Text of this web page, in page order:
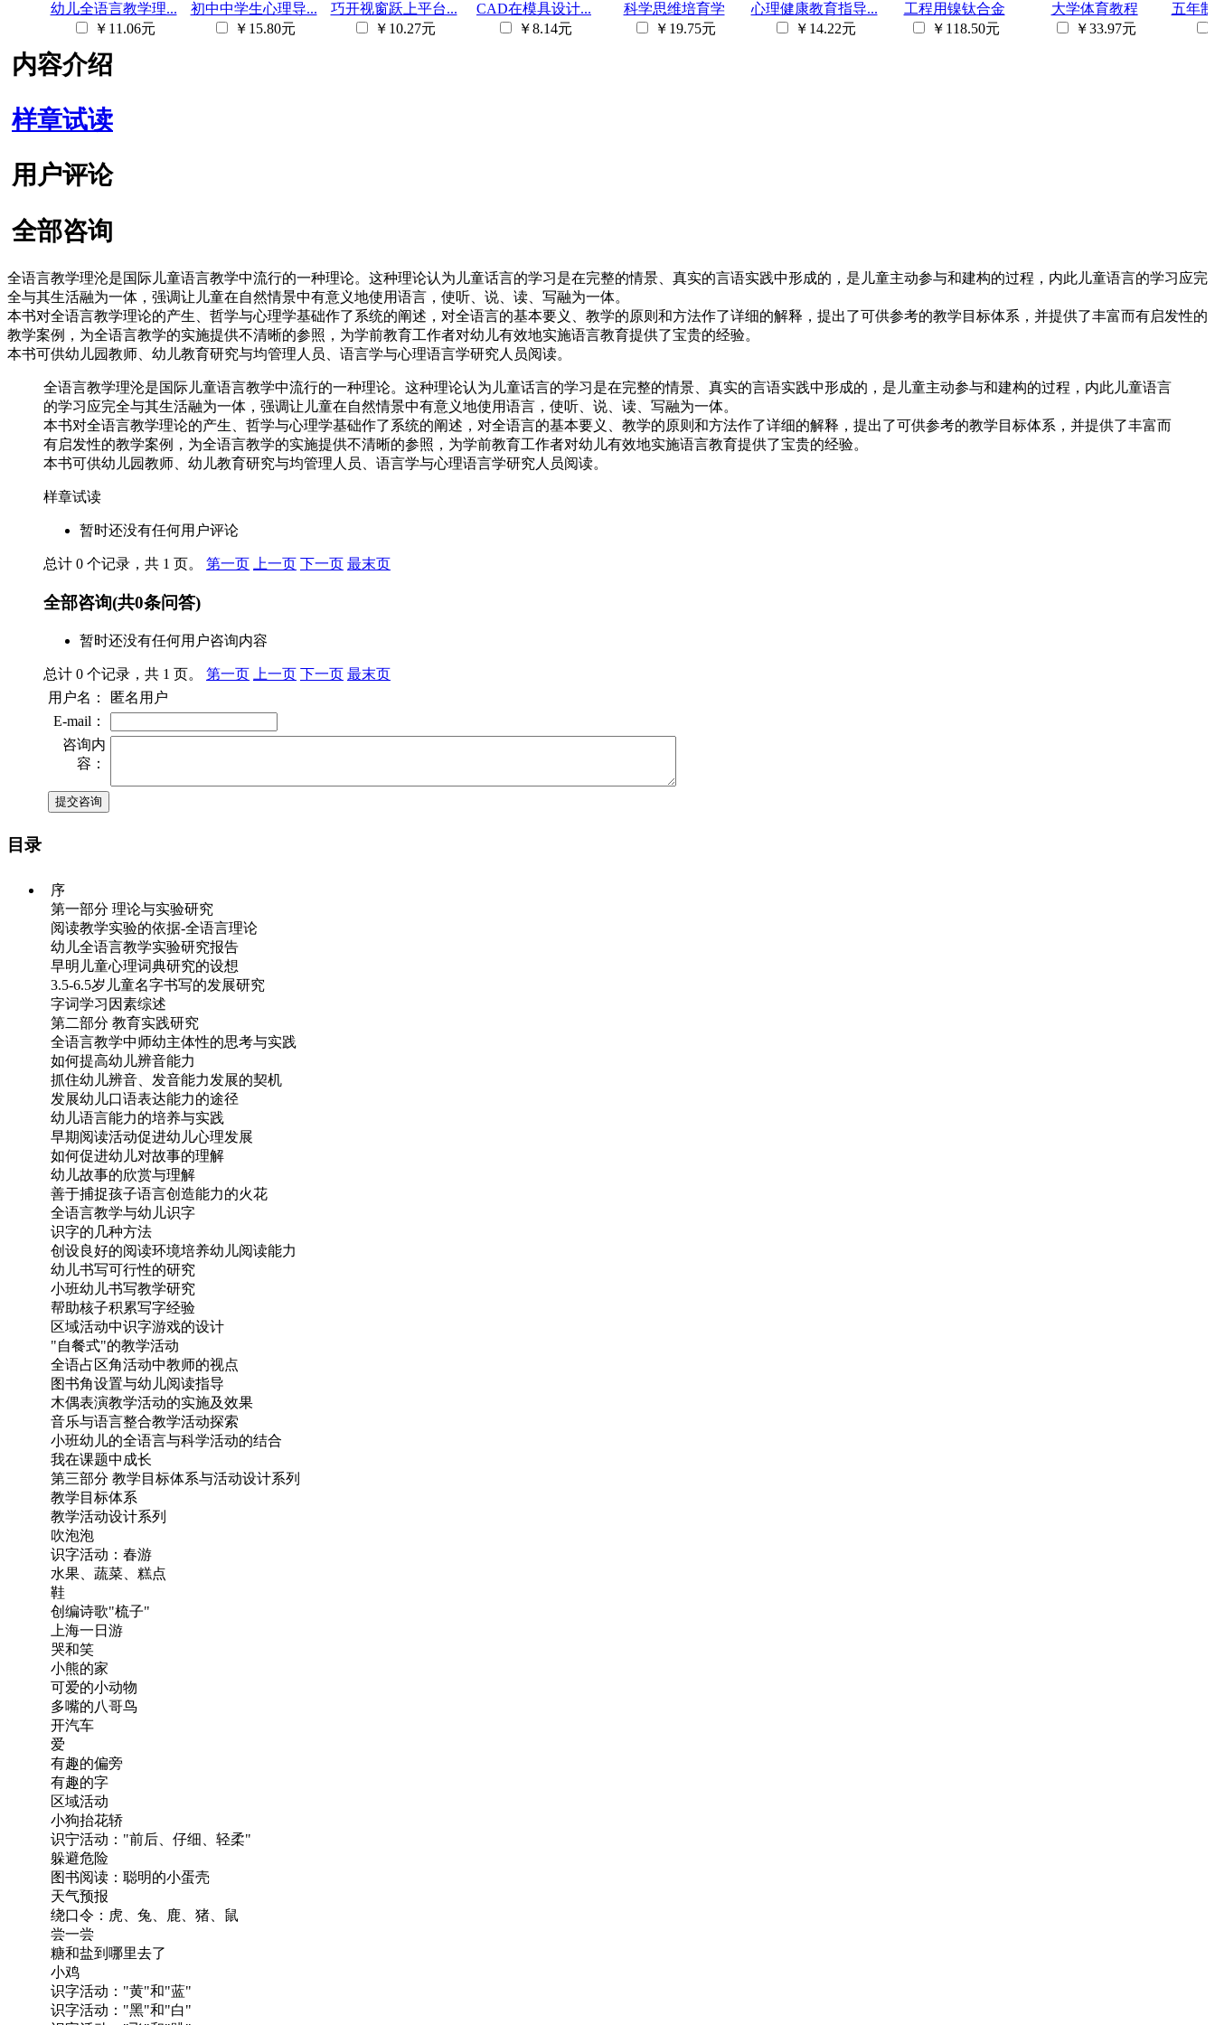
幼儿全语言教学理...
￥11.06元
初中中学生心理导...
￥15.80元
巧开视窗跃上平台...
￥10.27元
CAD在模具设计...
￥8.14元
科学思维培育学
￥19.75元
心理健康教育指导...
￥14.22元
工程用镍钛合金
￥118.50元
大学体育教程
￥33.97元
五年
内容介绍
样章试读
用户评论
全部咨询
全语言教学理沦是国际儿童语言教学中流行的一种理论。这种理论认为儿童话言的学习是在完整的情景、真实的言语实践中形成的，是儿童主动参与和建构的过程，内此儿童语言的学习应完
全与其生活融为一体，强调让儿童在自然情景中有意义地使用语言，使听、说、读、写融为一体。
本书对全语言教学理论的产生、哲学与心理学基础作了系统的阐述，对全语言的基本要义、教学的原则和方法作了详细的解释，提出了可供参考的教学目标体系，并提供了丰富而有启发性的
教学案例，为全语言教学的实施提供不清晰的参照，为学前教育工作者对幼儿有效地实施语言教育提供了宝贵的经验。
本书可供幼儿园教师、幼儿教育研究与均管理人员、语言学与心理语言学研究人员阅读。
全语言教学理沦是国际儿童语言教学中流行的一种理论。这种理论认为儿童话言的学习是在完整的情景、真实的言语实践中形成的，是儿童主动参与和建构的过程，内此儿童语言
的学习应完全与其生活融为一体，强调让儿童在自然情景中有意义地使用语言，使听、说、读、写融为一体。
本书对全语言教学理论的产生、哲学与心理学基础作了系统的阐述，对全语言的基本要义、教学的原则和方法作了详细的解释，提出了可供参考的教学目标体系，并提供了丰富而
有启发性的教学案例，为全语言教学的实施提供不清晰的参照，为学前教育工作者对幼儿有效地实施语言教育提供了宝贵的经验。
本书可供幼儿园教师、幼儿教育研究与均管理人员、语言学与心理语言学研究人员阅读。
样章试读
暂时还没有任何用户评论
总计 0 个记录，共 1 页。 第一页 上一页 下一页 最末页
全部咨询(共0条问答)
暂时还没有任何用户咨询内容
总计 0 个记录，共 1 页。 第一页 上一页 下一页 最末页
用户名：
匿名用户
E-mail：
咨询内
容：
目录
序
第一部分 理论与实验研究
阅读教学实验的依据-全语言理论
幼儿全语言教学实验研究报告
早明儿童心理词典研究的设想
3.5-6.5岁儿童名字书写的发展研究
字词学习因素综述
第二部分 教育实践研究
全语言教学中师幼主体性的思考与实践
如何提高幼儿辨音能力
抓住幼儿辨音、发音能力发展的契机
发展幼儿口语表达能力的途径
幼儿语言能力的培养与实践
早期阅读活动促进幼儿心理发展
如何促进幼儿对故事的理解
幼儿故事的欣赏与理解
善于捕捉孩子语言创造能力的火花
全语言教学与幼儿识字
识字的几种方法
创设良好的阅读环境培养幼儿阅读能力
幼儿书写可行性的研究
小班幼儿书写教学研究
帮助核子积累写字经验
区域活动中识字游戏的设计
"自餐式"的教学活动
全语占区角活动中教师的视点
图书角设置与幼儿阅读指导
木偶表演教学活动的实施及效果
音乐与语言整合教学活动探索
小班幼儿的全语言与科学活动的结合
我在课题中成长
第三部分 教学目标体系与活动设计系列
教学目标体系
教学活动设计系列
吹泡泡
识字活动：春游
水果、蔬菜、糕点
鞋
创编诗歌"梳子"
上海一日游
哭和笑
小熊的家
可爱的小动物
多嘴的八哥鸟
开汽车
爱
有趣的偏旁
有趣的字
区域活动
小狗抬花轿
识宁活动："前后、仔细、轻柔"
躲避危险
图书阅读：聪明的小蛋壳
天气预报
绕口令：虎、兔、鹿、猪、鼠
尝一尝
糖和盐到哪里去了
小鸡
识字活动："黄"和"蓝"
识字活动："黑"和"白"